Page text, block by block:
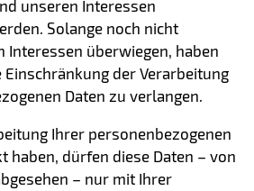
unseren Interessen
Solange noch nicht
Interessen überwiegen, haben
Einschränkung der Verarbeitung
Daten zu verlangen.
Ihrer personenbezogenen
haben, dürfen diese Daten – von
– nur mit Ihrer